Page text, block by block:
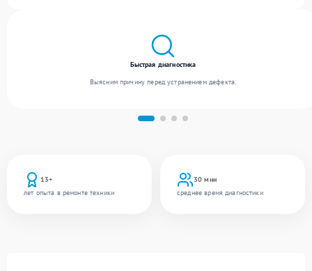
13+
лет опыта в ремонте техники
30 мин
среднее время диагностики
Быстрая диагностика
Выясним причину перед устранением дефекта.